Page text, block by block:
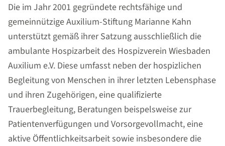
Die im Jahr 2001 gegründete rechtsfähige und
gemeinnützige Auxilium-Stiftung Marianne Kahn
unterstützt gemäß ihrer Satzung ausschließlich die
ambulante Hospizarbeit des Hospizverein Wiesbaden
Auxilium e.V. Diese umfasst neben der hospizlichen
Begleitung von Menschen in ihrer letzten Lebensphase
und ihren Zugehörigen, eine qualifizierte
Trauerbegleitung, Beratungen beispelsweise zur
Patientenverfügungen und Vorsorgevollmacht, eine
aktive Öffentlichkeitsarbeit sowie insbesondere die